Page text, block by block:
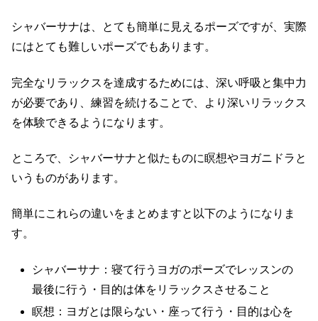
シャバーサナは、とても簡単に見えるポーズですが、実際
にはとても難しいポーズでもあります。
完全なリラックスを達成するためには、深い呼吸と集中力
が必要であり、練習を続けることで、より深いリラックス
を体験できるようになります。
ところで、シャバーサナと似たものに瞑想やヨガニドラと
いうものがあります。
簡単にこれらの違いをまとめますと以下のようになりま
す。
シャバーサナ：寝て行うヨガのポーズでレッスンの
最後に行う・目的は体をリラックスさせること
瞑想：ヨガとは限らない・座って行う・目的は心を